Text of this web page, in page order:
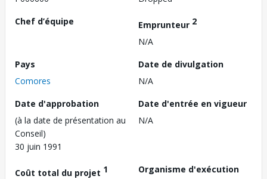
Chef d’équipe
Emprunteur 2
N/A
Pays
Comores
Date de divulgation
N/A
Date d'approbation
(à la date de présentation au
Conseil)
30 juin 1991
Date d'entrée en vigueur
N/A
Coût total du projet 1
Organisme d'exécution